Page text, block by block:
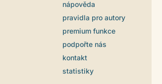
nápověda
pravidla pro autory
premium funkce
podpořte nás
kontakt
statistiky